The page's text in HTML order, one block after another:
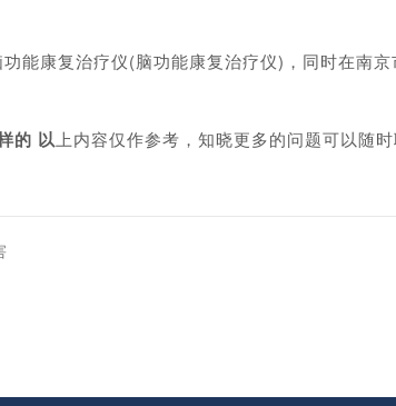
康复治疗仪(脑功能康复治疗仪)，同时在南
的 以上内容仅作参考，知晓更多的问题可以随